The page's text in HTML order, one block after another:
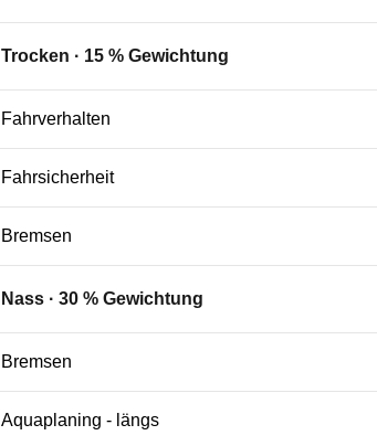
Trocken · 15 % Gewichtung
Fahrverhalten
Fahrsicherheit
Bremsen
Nass · 30 % Gewichtung
Bremsen
Aquaplaning - längs